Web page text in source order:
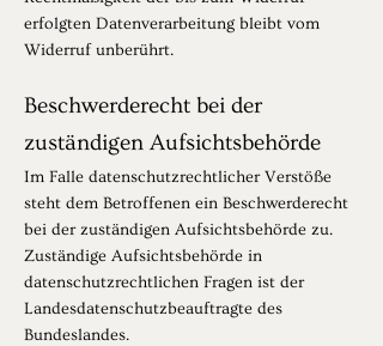
erfolgten Datenverarbeitung bleibt vom
Widerruf unberührt.
Beschwerderecht bei der
zuständigen Aufsichtsbehörde
Im Falle datenschutzrechtlicher Verstöße
steht dem Betroffenen ein Beschwerderecht
bei der zuständigen Aufsichtsbehörde zu.
Zuständige Aufsichtsbehörde in
datenschutzrechtlichen Fragen ist der
Landesdatenschutzbeauftragte des
Bundeslandes.